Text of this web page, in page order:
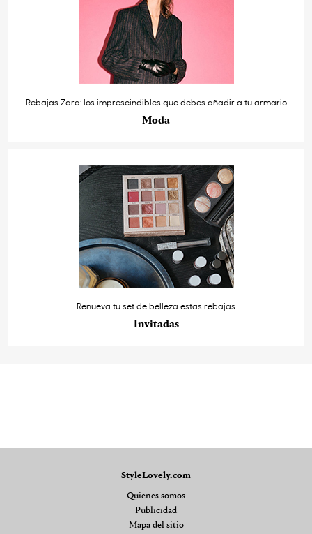
Rebajas Zara: los imprescindibles que debes añadir a tu armario
Moda
Renueva tu set de belleza estas rebajas
Invitadas
StyleLovely.com
Quienes somos
Publicidad
Mapa del sitio